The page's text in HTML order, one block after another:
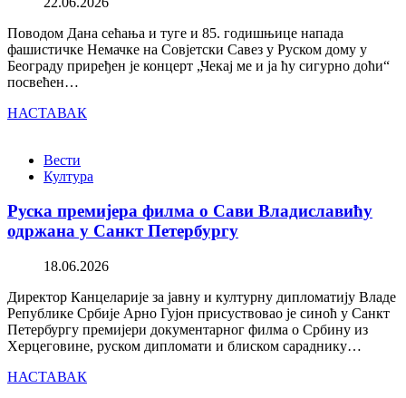
Поводом Дана сећања и туге и 85. годишњице напада
фашистичке Немачке на Совјетски Савез у Руском дому у
Београду приређен је концерт „Чекај ме и ја ћу сигурно доћи“
посвећен…
НАСТАВАК
Вести
Култура
Руска премијера филма о Сави Владиславићу
одржана у Санкт Петербургу
18.06.2026
Директор Канцеларије за јавну и културну дипломатију Владе
Републике Србије Арно Гујон присуствовао је синоћ у Санкт
Петербургу премијери документарног филма о Србину из
Херцеговине, руском дипломати и блиском сараднику…
НАСТАВАК